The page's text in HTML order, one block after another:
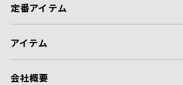
定番アイテム
アイテム
会社概要